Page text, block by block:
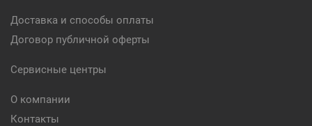
Доставка и способы оплаты
Договор публичной оферты
Сервисные центры
О компании
Контакты